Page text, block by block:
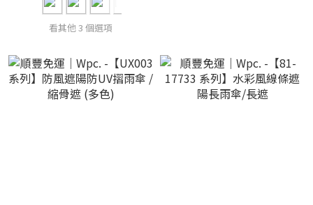
看其他 3 個選項